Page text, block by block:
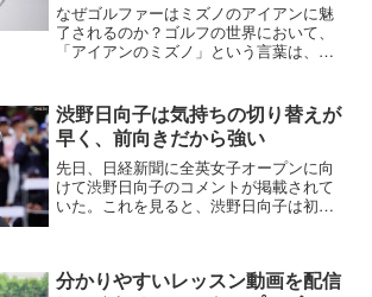
なぜゴルファーはミズノのアイアンに魅
了されるのか？ゴルフの世界において、
「アイアンのミズノ」という言葉は、単
ー・ウッズやニック・ファルドといった
伝説的なプレーヤーから、現...
渋野日向子は気持ちの切り替えが
早く、前向きだから強い
先日、日経新聞に全英女子オープンに向
けて渋野日向子のコメントが掲載されて
いた。これを見ると、渋野日向子は初戦
本当はショックだと思うけ...
分かりやすいレッスン動画を配信